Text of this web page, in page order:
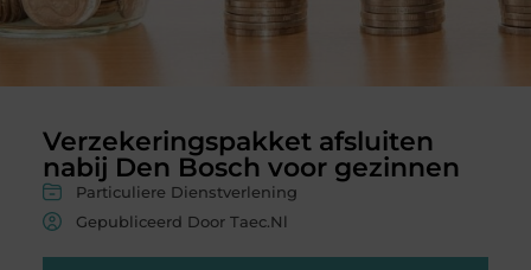
Verzekeringspakket afsluiten
nabij Den Bosch voor gezinnen
Particuliere Dienstverlening
Gepubliceerd Door Taec.nl